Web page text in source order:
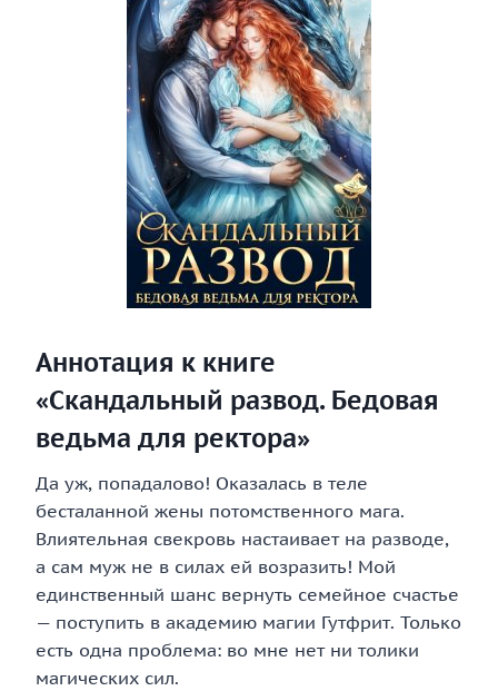
Аннотация к книге
«Скандальный развод. Бедовая
ведьма для ректора»
Да уж, попадалово! Оказалась в теле
бесталанной жены потомственного мага.
Влиятельная свекровь настаивает на разводе,
а сам муж не в силах ей возразить! Мой
единственный шанс вернуть семейное счастье
— поступить в академию магии Гутфрит. Только
есть одна проблема: во мне нет ни толики
магических сил.